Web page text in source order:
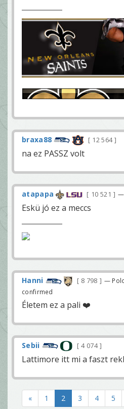
braxa88 12 564
na ez PASSZ volt
atapapa 10 521 —
Eskü jó ez a meccs
Hanni 8 798
—
confirmed
Életem ez a pali ❤️
Sebii 4 074
Lattimore itt mi a faszt
« 1 2 3 4 5